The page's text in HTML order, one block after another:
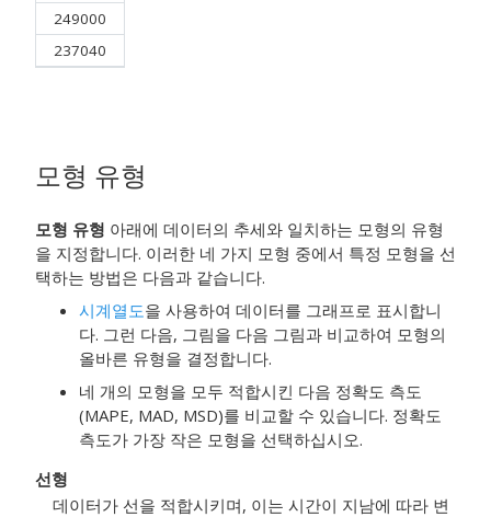
249000
237040
모형 유형
모형 유형 아래에 데이터의 추세와 일치하는 모형의 유형
을 지정합니다. 이러한 네 가지 모형 중에서 특정 모형을 선
택하는 방법은 다음과 같습니다.
시계열도을 사용하여 데이터를 그래프로 표시합니
다. 그런 다음, 그림을 다음 그림과 비교하여 모형의
올바른 유형을 결정합니다.
네 개의 모형을 모두 적합시킨 다음 정확도 측도
(MAPE, MAD, MSD)를 비교할 수 있습니다. 정확도
측도가 가장 작은 모형을 선택하십시오.
선형
데이터가 선을 적합시키며, 이는 시간이 지남에 따라 변